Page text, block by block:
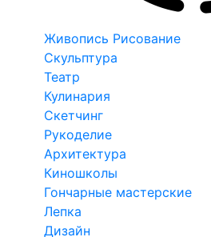
Живопись Рисование
Скульптура
Театр
Кулинария
Скетчинг
Рукоделие
Архитектура
Киношколы
Гончарные мастерские
Лепка
Дизайн